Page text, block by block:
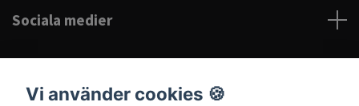
Sociala medier
Vi använder cookies 🍪